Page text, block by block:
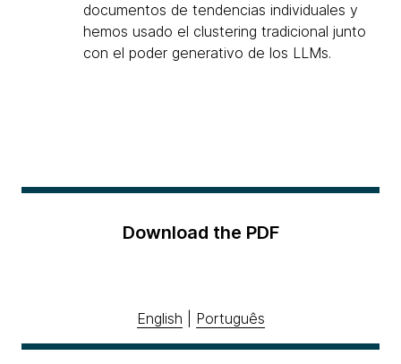
documentos de tendencias individuales y
hemos usado el clustering tradicional junto
con el poder generativo de los LLMs.
Download the PDF
English Português